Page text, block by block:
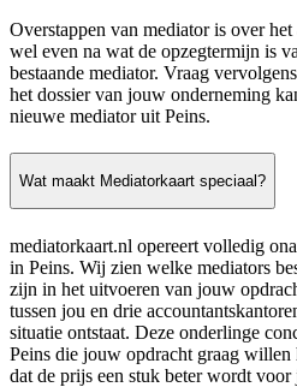
Overstappen van mediator is over
wel even na wat de opzegtermijn is
bestaande mediator. Vraag
het dossier van jouw onderneming
nieuwe mediator uit Peins.
Wat maakt Mediatorkaart speciaal?
mediatorkaart.nl opereert volledig
in Peins. Wij zien welke mediators
zijn in het uitvoeren van jouw
tussen jou en drie
situatie ontstaat. Deze onderlinge
Peins die jouw opdracht graag
dat de prijs een stuk beter wordt voor